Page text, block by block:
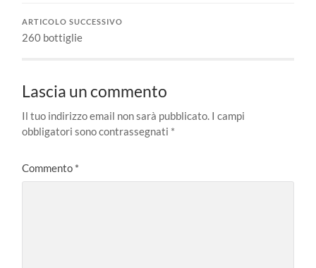
ARTICOLO SUCCESSIVO
260 bottiglie
Lascia un commento
Il tuo indirizzo email non sarà pubblicato. I campi
obbligatori sono contrassegnati *
Commento *